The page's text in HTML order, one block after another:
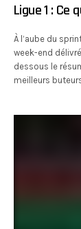
Ligue 1 : Ce
À l’aube du
week-end
dessous le
meilleurs